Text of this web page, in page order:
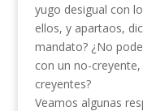
yugo desigual con
ellos, y apartaos,
mandato? ¿No
con un no-
creyentes?
Veamos algunas